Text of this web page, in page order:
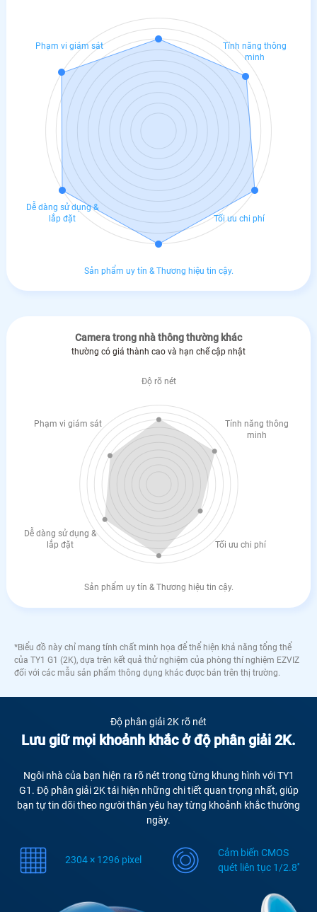
Phạm vi giám sát
Dễ dàng sử dụng &
lắp đặt
Tính năng thông
minh
Tối ưu chi phí
Sản phẩm uy tín & Thương hiệu tin cậy.
Camera trong nhà thông thường khác
thường có giá thành cao và hạn chế cập nhật
Độ rõ nét
Phạm vi giám sát
Dễ dàng sử dụng &
lắp đặt
Tính năng thông
minh
Tối ưu chi phí
Sản phẩm uy tín & Thương hiệu tin cậy.
*Biểu đồ này chỉ mang tính chất minh họa để thể hiện khả năng tổng thể
của TY1 G1 (2K), dựa trên kết quả thử nghiệm của phòng thí nghiệm EZVIZ
đối với các mẫu sản phẩm thông dụng khác được bán trên thị trường.
Độ phân giải 2K rõ nét
Lưu giữ mọi khoảnh khắc ở độ phân giải 2K.
Ngôi nhà của bạn hiện ra rõ nét trong từng khung hình với TY1
G1. Độ phân giải 2K tái hiện những chi tiết quan trọng nhất, giúp
bạn tự tin dõi theo người thân yêu hay từng khoảnh khắc thường
ngày.
2304 × 1296 pixel
Cảm biến CMOS
quét liên tục 1/2.8''